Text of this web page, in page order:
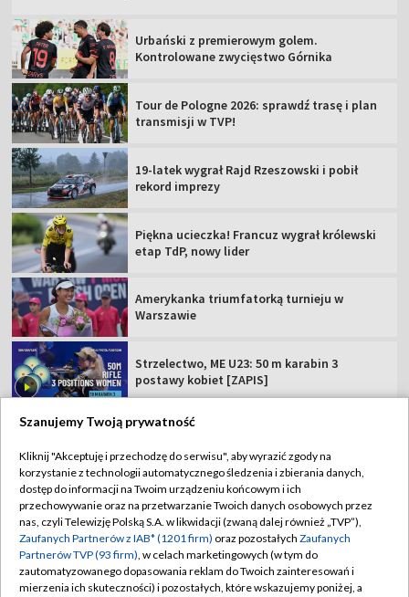
Urbański z premierowym golem.
Kontrolowane zwycięstwo Górnika
Tour de Pologne 2026: sprawdź trasę i plan
transmisji w TVP!
19-latek wygrał Rajd Rzeszowski i pobił
rekord imprezy
Piękna ucieczka! Francuz wygrał królewski
etap TdP, nowy lider
Amerykanka triumfatorką turnieju w
Warszawie
Strzelectwo, ME U23: 50 m karabin 3
postawy kobiet [ZAPIS]
TVP
Abonament TVP
Sklep TVP
Biuro Reklamy
Regulamin TVP
Polityka prywatności
Moje zgody
Szanujemy Twoją prywatność
Kliknij "Akceptuję i przechodzę do serwisu", aby wyrazić zgody na
korzystanie z technologii automatycznego śledzenia i zbierania danych,
dostęp do informacji na Twoim urządzeniu końcowym i ich
przechowywanie oraz na przetwarzanie Twoich danych osobowych przez
nas, czyli Telewizję Polską S.A. w likwidacji (zwaną dalej również „TVP”),
Zaufanych Partnerów z IAB* (1201 firm) oraz pozostałych Zaufanych
Partnerów TVP (93 firm), w celach marketingowych (w tym do
zautomatyzowanego dopasowania reklam do Twoich zainteresowań i
mierzenia ich skuteczności) i pozostałych, które wskazujemy poniżej, a